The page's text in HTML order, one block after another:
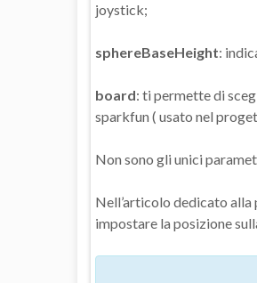
joystick;
sphereBaseHeight:
board: ti permette di
sparkfun ( usato nel
Non sono gli unici
Nell’articolo dedicato
impostare la posizione